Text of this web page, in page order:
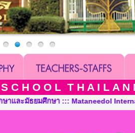
C H O O L T H A I L A
Thailand, Pre-Kindergarten,